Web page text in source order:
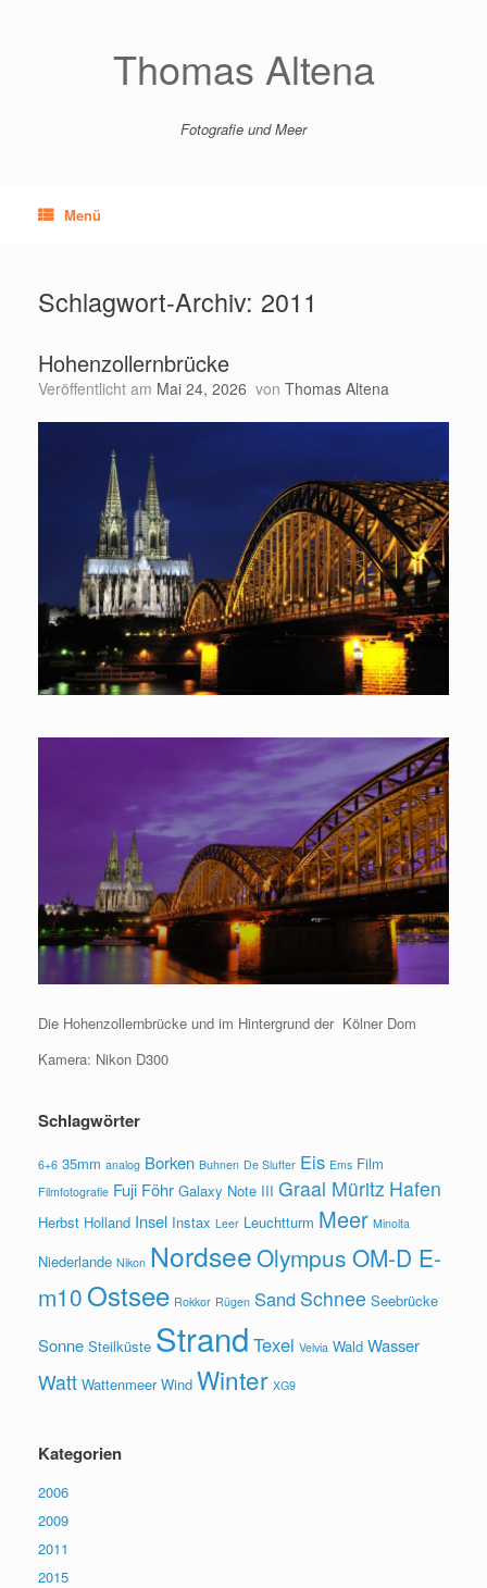
Thomas Altena
Fotografie und Meer
Menü
Schlagwort-Archiv: 2011
Hohenzollernbrücke
Veröffentlicht am Mai 24, 2026 von Thomas Altena
Die Hohenzollernbrücke und im Hintergrund der Kölner Dom
Kamera: Nikon D300
Schlagwörter
6+6 35mm analog Borken Buhnen De Slufter Eis Ems Film
Filmfotografie Fuji Föhr Galaxy Note III Graal Müritz Hafen
Herbst Holland Insel Instax Leer Leuchtturm Meer Minolta
Niederlande Nikon NordseeOlympus OM-D E-
m10 Ostsee Rokkor Rügen Sand Schnee Seebrücke
Sonne Steilküste Strand Texel Velvia Wald Wasser
Watt Wattenmeer Wind Winter XG9
Kategorien
2006
2009
2011
2015